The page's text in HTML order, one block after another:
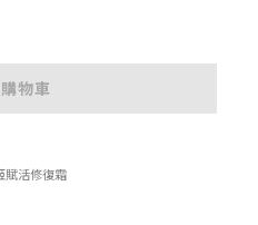
物車